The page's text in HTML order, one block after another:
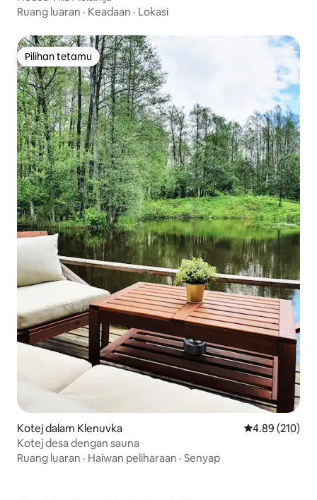
Ruang luaran · Keadaan · Lokasi
Pilihan tetamu
Pilihan tetamu
Kotej dalam Klenuvka Penarafan
4.89 (210)
Kotej desa dengan sauna
Ruang luaran · Haiwan peliharaan · Senyap